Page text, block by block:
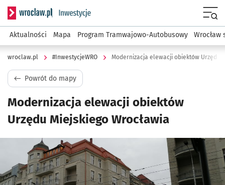
Serwis informacyjny wroclaw.pl podserwis:
Aktualności Mapa Program Tramwajowo-Autobusowy Wrocław
wroclaw.pl #InwestycjeWRO Modernizacja elewacji obiektów Urzędu
Powrót do mapy
Modernizacja elewacji obiektów
Urzędu Miejskiego Wrocławia
Kliknij, aby powiększyć